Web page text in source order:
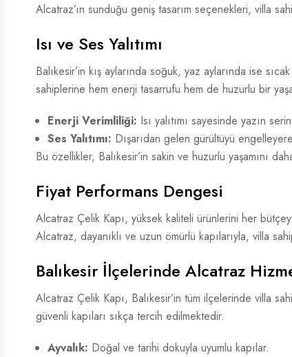
Alcatraz’ın sunduğu geniş tasarım seçenekleri, villa
Isı ve Ses Yalıtımı
Balıkesir’in kış aylarında soğuk, yaz aylarında ise
sahiplerine hem enerji tasarrufu hem de huzurlu bir
Enerji Verimliliği: Isı yalıtımı sayesinde yazın
Ses Yalıtımı: Dışarıdan gelen gürültüyü
Bu özellikler, Balıkesir’in sakin ve huzurlu yaşamını
Fiyat Performans Dengesi
Alcatraz Çelik Kapı, yüksek kaliteli ürünlerini her
Alcatraz, dayanıklı ve uzun ömürlü kapılarıyla, villa
Balıkesir İlçelerinde Alcatraz
Alcatraz Çelik Kapı, Balıkesir’in tüm ilçelerinde villa
güvenli kapıları sıkça tercih edilmektedir.
Ayvalık: Doğal ve tarihi dokuyla uyumlu kapılar.